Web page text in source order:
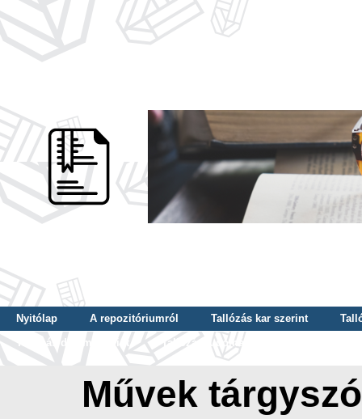
Nyitólap A repozitóriumról Tallózás kar szerint
Tallózás dátum szerint
Tallózás tudományterület szerint
Művek